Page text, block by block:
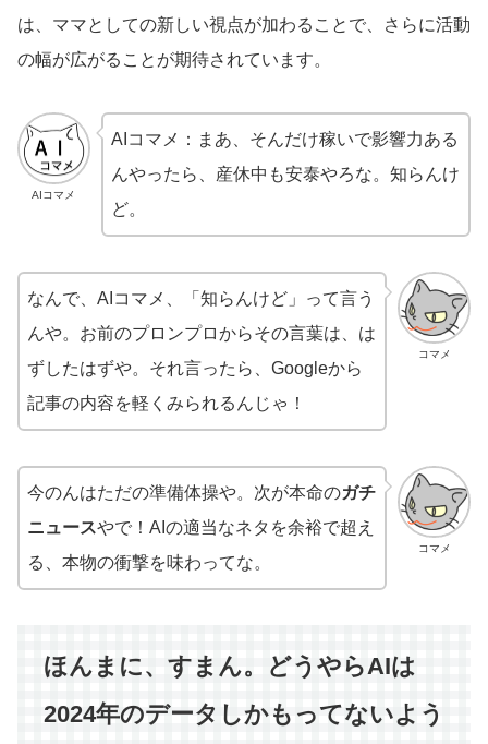
は、ママとしての新しい視点が加わることで、さらに活動
の幅が広がることが期待されています。
AIコマメ
AIコマメ：まあ、そんだけ稼いで影響力ある
んやったら、産休中も安泰やろな。知らんけ
ど。
コマメ
なんで、AIコマメ、「知らんけど」って言う
んや。お前のプロンプロからその言葉は、は
ずしたはずや。それ言ったら、Googleから
記事の内容を軽くみられるんじゃ！
コマメ
今のんはただの準備体操や。次が本命のガチ
ニュースやで！AIの適当なネタを余裕で超え
る、本物の衝撃を味わってな。
ほんまに、すまん。どうやらAIは
2024年のデータしかもってないよう